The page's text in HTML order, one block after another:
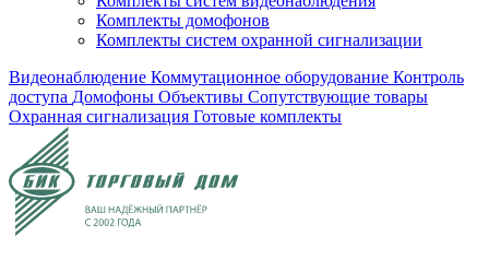
Комплекты домофонов
Комплекты систем охранной сигнализации
Видеонаблюдение Коммутационное оборудование Контроль
доступа Домофоны Объективы Сопутствующие товары
Охранная сигнализация Готовые комплекты